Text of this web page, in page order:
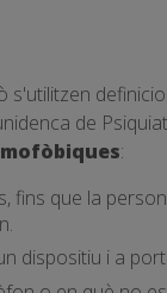
de
:
fins que la
dispositiu i a